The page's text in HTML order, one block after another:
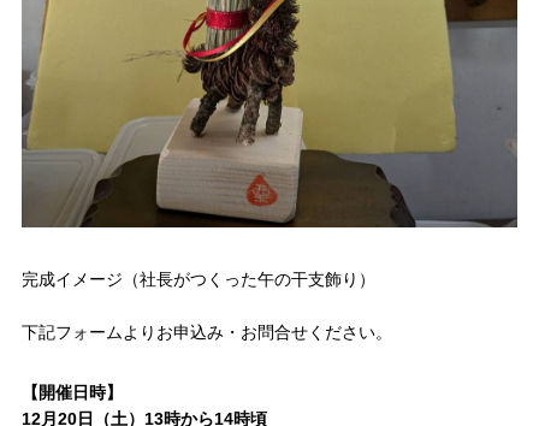
完成イメージ（社長がつくった午の干支飾り）
下記フォームよりお申込み・お問合せください。
【開催日時】
12月20日（土）13時から14時頃